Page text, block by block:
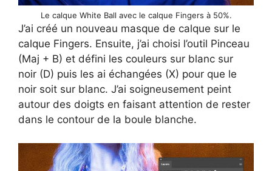
Le calque White Ball avec le calque Fingers à 50%.
J’ai créé un nouveau masque de calque sur le
calque Fingers. Ensuite, j’ai choisi l’outil Pinceau
(Maj + B) et défini les couleurs sur blanc sur
noir (D) puis les ai échangées (X) pour que le
noir soit sur blanc. J’ai soigneusement peint
autour des doigts en faisant attention de rester
dans le contour de la boule blanche.